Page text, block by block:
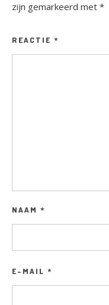
zijn gemarkeerd met *
REACTIE *
NAAM *
E-MAIL *